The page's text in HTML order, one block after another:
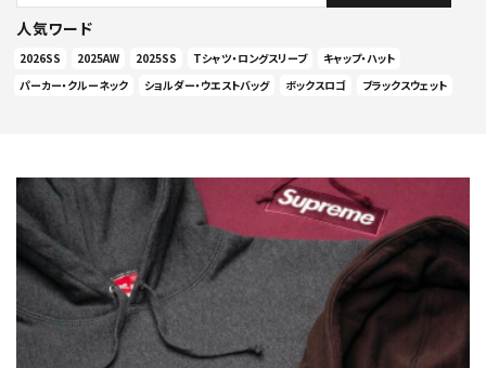
人気ワード
2026SS 2025AW 2025SS Tシャツ・ロングスリーブ
キャップ・ハット
パーカー・クルーネック
ショルダー・ウエストバッグ ボックスロゴ ブラックスウェット